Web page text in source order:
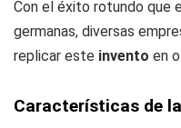
Con el éxito rotundo que
germanas, diversas
replicar este invento en
Características de